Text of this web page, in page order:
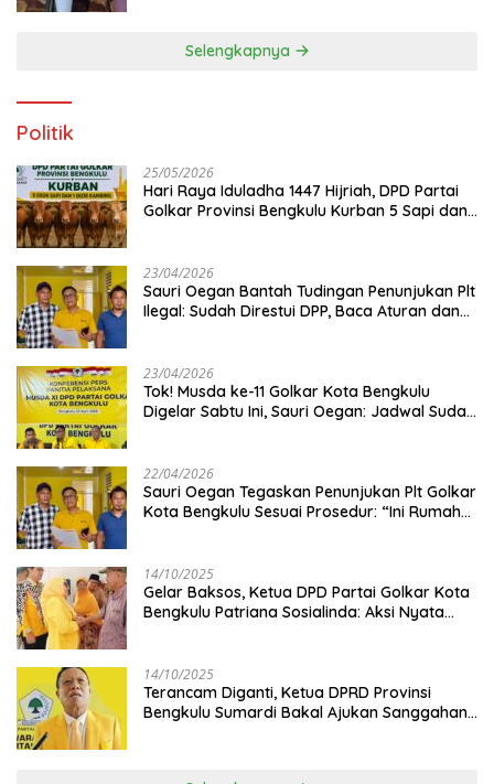
Selengkapnya
Politik
25/05/2026
Hari Raya Iduladha 1447 Hijriah, DPD Partai
Golkar Provinsi Bengkulu Kurban 5 Sapi dan 1
23/04/2026
Sauri Oegan Bantah Tudingan Penunjukan Plt
Ilegal: Sudah Direstui DPP, Baca Aturan dan
23/04/2026
‎Tok! Musda ke-11 Golkar Kota Bengkulu
Digelar Sabtu Ini, Sauri Oegan: Jadwal Sudah
22/04/2026
Sauri Oegan Tegaskan Penunjukan Plt Golkar
Kota Bengkulu Sesuai Prosedur: “Ini Rumah
14/10/2025
‎Gelar Baksos, Ketua DPD Partai Golkar Kota
Bengkulu Patriana Sosialinda: Aksi Nyata
14/10/2025
Terancam Diganti, Ketua DPRD Provinsi
Bengkulu Sumardi Bakal Ajukan Sanggahan